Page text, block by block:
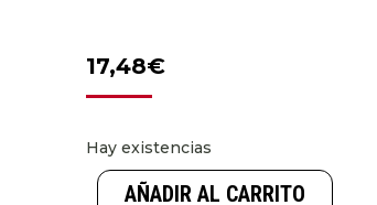
17,48€
Hay existencias
AÑADIR AL CARRITO